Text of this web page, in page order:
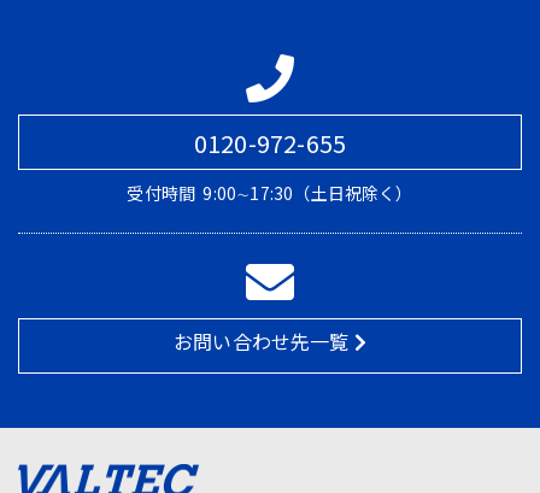
0120-972-655
受付時間 9:00∼17:30（土日祝除く）
お問い合わせ先一覧